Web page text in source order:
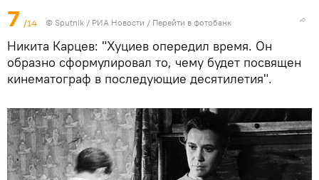
7 /14 © Sputnik / РИА Новости / Перейти в фотобанк
Никита Карцев: "Хуциев опередил время. Он
образно сформулировал то, чему будет посвящен
кинематограф в последующие десятилетия".